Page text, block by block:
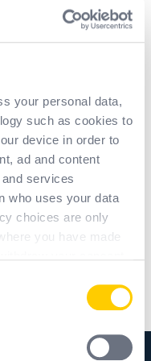
your personal data,
such as cookies to
device in order to
ad and content
services
who uses your data
choices are only
you have made
geographical
de l’ensemble des